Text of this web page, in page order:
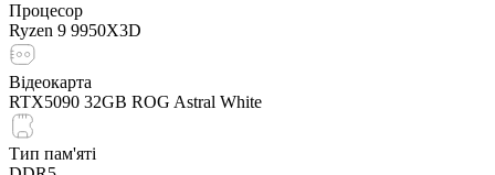
Процесор
Ryzen 9 9950X3D
Відеокарта
RTX5090 32GB ROG Astral White
Тип пам'яті